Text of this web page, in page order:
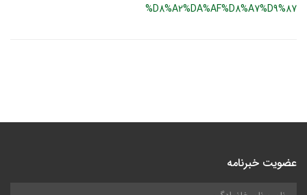
%D8%A2%DA%AF%D8%A7%D9%87
عضویت خبرنامه